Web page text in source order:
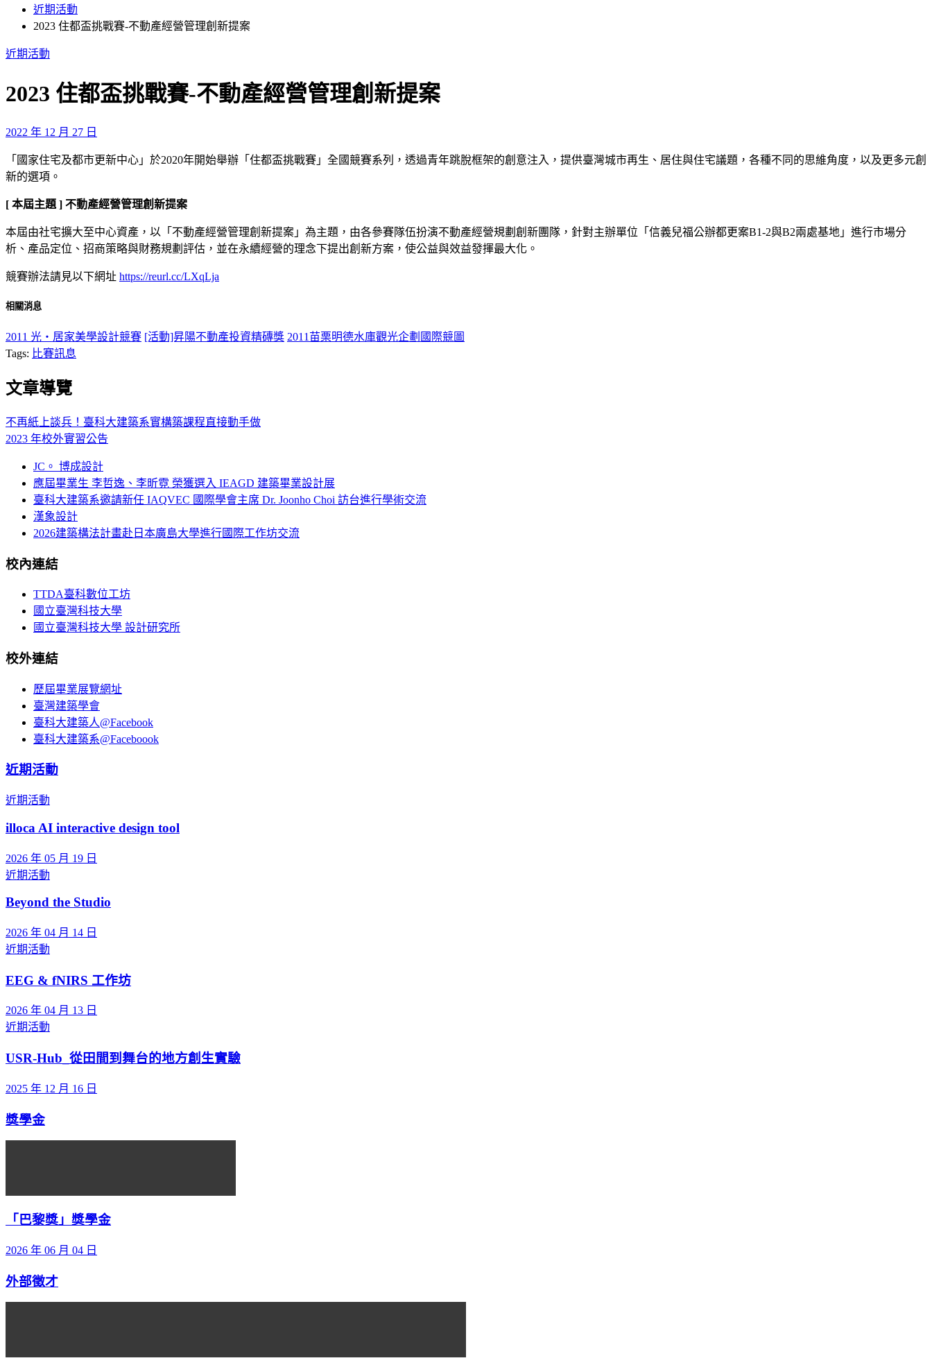
近期活動
2023 住都盃挑戰賽-不動產經營管理創新提案
近期活動
2023 住都盃挑戰賽-不動產經營管理創新提案
2022 年 12 月 27 日
「 國家住宅及都市更新中心」於2020年開始舉辦「住都盃挑戰賽」全國競賽系列，透過青年跳脫框架的創意注入，提供臺灣城市再生、居住與住宅議題，各種不同的思維角度，以及更多元創
新的選項。
[ 本屆主題 ] 不動產經營管理創新提案
本屆由社宅擴大至中心資產，以「不動產經營管理創新提案」為主題，由各參賽隊伍扮演不動產經營規劃創新團隊，針對主辦單位「信義兒福公辦都更案B1-2與B2兩處基地」進行市場分
析、產品定位、招商策略與財務規劃評估，並在永續經營的理念下提出創新方案，使公益與效益發揮最大化。
競賽辦法請見以下網址 https://reurl.cc/LXqLja
相關消息
2011 光‧居家美學設計競賽 [活動]昇陽不動產投資精磚獎 2011苗栗明德水庫觀光企劃國際競圖
Tags: 比賽訊息
文章導覽
不再紙上談兵！臺科大建築系實構築課程直接動手做
2023 年校外實習公告
JC。 博成設計
應屆畢業生 李哲逸、李昕霓 榮獲選入 IEAGD 建築畢業設計展
臺科大建築系邀請新任 IAQVEC 國際學會主席 Dr. Joonho Choi 訪台進行學術交流
漢象設計
2026建築構法計畫赴日本廣島大學進行國際工作坊交流
校內連結
TTDA臺科數位工坊
國立臺灣科技大學
國立臺灣科技大學 設計研究所
校外連結
歷屆畢業展覽網址
臺灣建築學會
臺科大建築人@Facebook
臺科大建築系@Faceboook
近期活動
近期活動
illoca AI interactive design tool
2026 年 05 月 19 日
近期活動
Beyond the Studio
2026 年 04 月 14 日
近期活動
EEG & fNIRS 工作坊
2026 年 04 月 13 日
近期活動
USR-Hub_從田間到舞台的地方創生實驗
2025 年 12 月 16 日
獎學金
「巴黎獎」獎學金
2026 年 06 月 04 日
外部徵才